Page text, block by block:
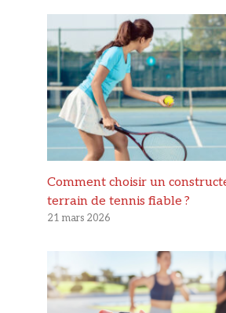
Comment choisir un
terrain de tennis fiable ?
21 mars 2026